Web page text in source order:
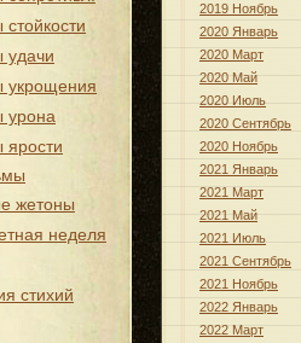
удачи
укрощения
урона
ярости
жетоны
неделя
стихий
2019 Ноябрь
2020 Январь
2020 Март
2020 Май
2020 Июль
2020 Сентябрь
2020 Ноябрь
2021 Январь
2021 Март
2021 Май
2021 Июль
2021 Сентябрь
2021 Ноябрь
2022 Январь
2022 Март